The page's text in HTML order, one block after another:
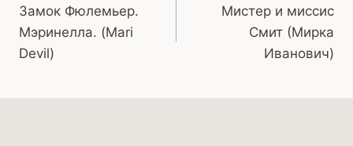
по
записям
Замок Фюлемьер.
Мэринелла. (Mari
Devil)
Мистер и миссис
Смит (Мирка
Иванович)